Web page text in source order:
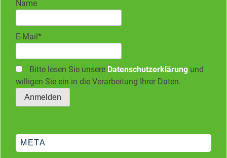
Name
E-Mail*
Bitte lesen Sie unsere Datenschutzerklärung und
willigen Sie ein in die Verarbeitung Ihrer Daten.
META